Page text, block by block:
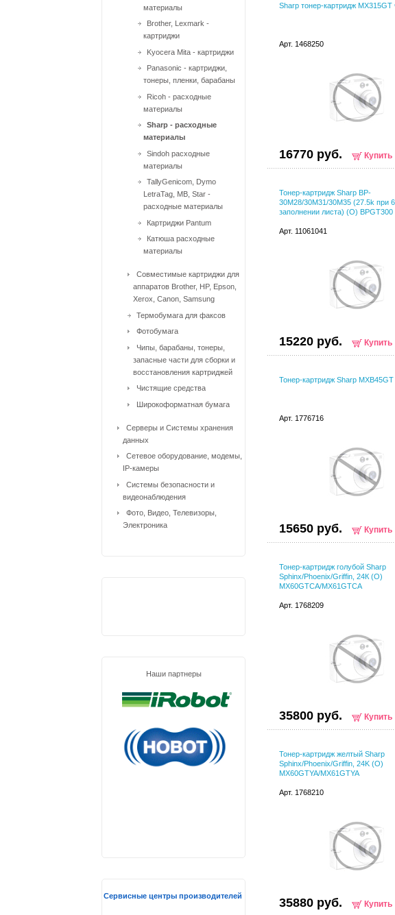
Sharp тонер-картридж
Арт. 1468250
16770 руб. Купить
Тонер-картридж Sharp BP-
30M28/30M31/30M35 (27.5k при
заполнении листа) (О) BPGT300
Арт. 11061041
15220 руб. Купить
Тонер-картридж Sharp
Арт. 1776716
15650 руб. Купить
Тонер-картридж голубой Sharp
Sphinx/Phoenix/Griffin, 24К (О)
MX60GTCA/MX61GTCA
Арт. 1768209
35800 руб. Купить
Тонер-картридж желтый Sharp
Sphinx/Phoenix/Griffin, 24K (О)
MX60GTYA/MX61GTYA
Арт. 1768210
35880 руб. Купить
материалы
Brother, Lexmark -
картриджи
Kyocera Mita - картриджи
Panasonic - картриджи,
тонеры, пленки, барабаны
Ricoh - расходные
материалы
Sharp - расходные
материалы
Sindoh расходные
материалы
TallyGenicom, Dymo
LetraTag, MB, Star -
расходные материалы
Картриджи Pantum
Катюша расходные
материалы
Совместимые картриджи для
аппаратов Brother, HP, Epson,
Xerox, Canon, Samsung
Термобумага для факсов
Фотобумага
Чипы, барабаны, тонеры,
запасные части для сборки и
восстановления картриджей
Чистящие средства
Широкоформатная бумага
Серверы и Системы хранения
данных
Сетевое оборудование, модемы,
IP-камеры
Системы безопасности и
видеонаблюдения
Фото, Видео, Телевизоры,
Электроника
Наши партнеры
Сервисные центры производителей